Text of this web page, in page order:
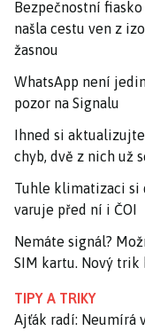
Bezpečnostní
našla cestu ven z
žasnou
WhatsApp není
pozor na Signalu
Ihned si
chyb, dvě z nich už
Tuhle klimatizaci si
varuje před ní i ČOI
Nemáte signál?
SIM kartu. Nový trik
TIPY A TRIKY
Ajťák radí: Neumírá